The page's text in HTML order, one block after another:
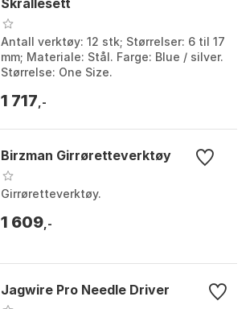
Antall verktøy: 12 stk; Størrelser: 6 til 17
mm; Materiale: Stål. Farge: Blue / silver.
Størrelse: One Size.
1 717 ,-
Birzman Girrøretteverktøy
Girrøretteverktøy.
1 609 ,-
Jagwire Pro Needle Driver